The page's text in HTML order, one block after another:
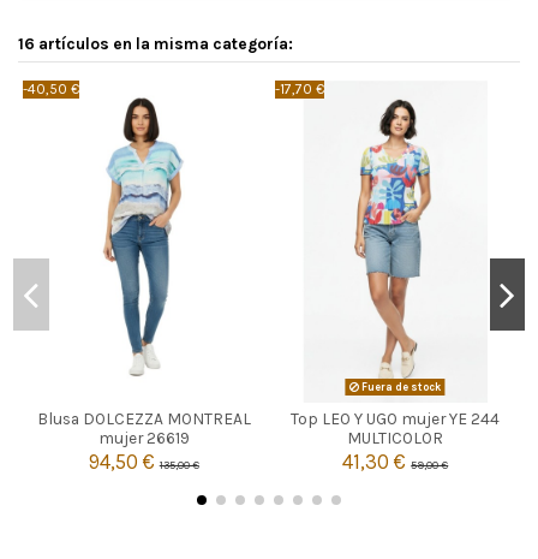
16 artículos en la misma categoría:
-40,50 €
Blusa DOLCEZZA MONTREAL
mujer 26619
94,50 €135,00 €

-17,70 €
Fuera de stock
Top LEO Y UGO mujer YE 244
MULTICOLOR
41,30 €59,00 €
 Agotado